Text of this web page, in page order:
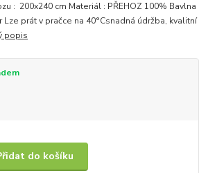
: 200x240 cm Materiál : PŘEHOZ 100% Bavlna
prát v pračce na 40°Csnadná údržba, kvalitní
popis
do košíku